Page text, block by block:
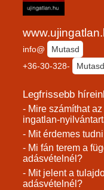
info@
Mutasd
+36-30-328-
Mutasd
Legfrissebb
- Mire számíthat
ingatlan-
- Mit érdemes
- Mi fán terem a
adásvételnél?
- Mit jelent a
adásvételnél?